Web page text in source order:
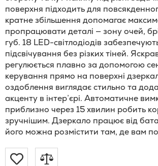
поверхня підходить для
кратне збільшення допомагає
пропрацювати деталі — зону очей,
губ. 18 LED-світлодіодів
підсвічування без різких тіней.
регулюється плавно за допомогою
керування прямо на поверхні
оздоблення виглядає стильно та
акценту в інтер’єрі. Автоматичне
приблизно через 15 хвилин робить
зручнішим. Дзеркало працює від
його можна розмістити там, де вам
ДодатиДодати